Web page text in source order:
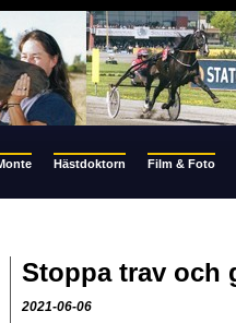
Hästdoktorn
Film & Foto
Stoppa trav och
2021-06-06